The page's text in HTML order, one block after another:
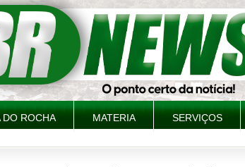
DO ROCHA MATERIA SERVIÇOS